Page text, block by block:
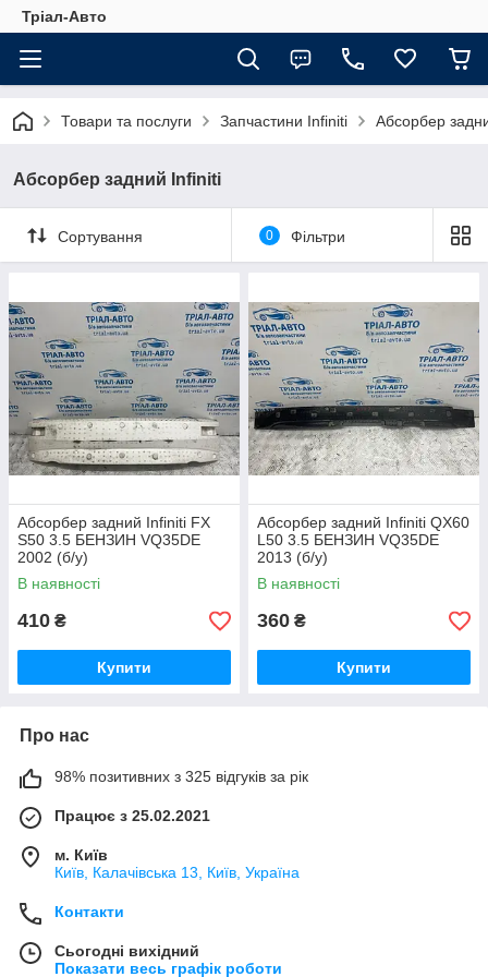
Тріал-Авто
Товари та послуги Запчастини Infiniti Абсорбер
Абсорбер задний Infiniti
Сортування 0 Фільтри
Абсорбер задний Infiniti FX
S50 3.5 БЕНЗИН VQ35DE
2002 (б/у)
В наявності
410 ₴
Купити
Абсорбер задний Infiniti QX60
L50 3.5 БЕНЗИН VQ35DE
2013 (б/у)
В наявності
360 ₴
Купити
Про нас
98% позитивних з 325 відгуків за рік
Працює з 25.02.2021
м. Київ
Київ, Калачівська 13, Київ, Україна
Контакти
Сьогодні вихідний
Показати весь графік роботи